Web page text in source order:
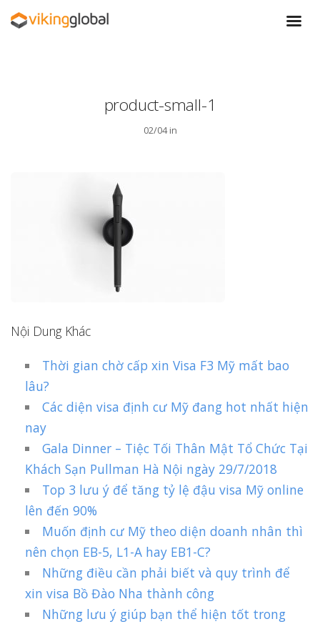
product-small-1
02/04 in
Nội Dung Khác
Thời gian chờ cấp xin Visa F3 Mỹ mất bao
lâu?
Các diện visa định cư Mỹ đang hot nhất hiện
nay
Gala Dinner – Tiệc Tối Thân Mật Tổ Chức Tại
Khách Sạn Pullman Hà Nội ngày 29/7/2018
Top 3 lưu ý để tăng tỷ lệ đậu visa Mỹ online
lên đến 90%
Muốn định cư Mỹ theo diện doanh nhân thì
nên chọn EB-5, L1-A hay EB1-C?
Những điều cần phải biết và quy trình để
xin visa Bồ Đào Nha thành công
Những lưu ý giúp bạn thể hiện tốt trong